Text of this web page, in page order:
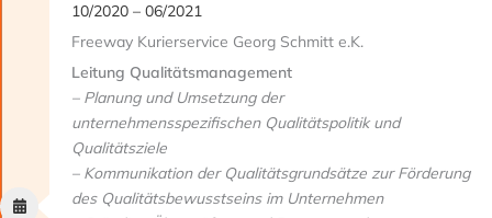
10/2020 – 06/2021
Freeway Kurierservice Georg Schmitt e.K.
Leitung Qualitätsmanagement
– Planung und Umsetzung der
unternehmensspezifischen Qualitätspolitik und
Qualitätsziele
– Kommunikation der Qualitätsgrundsätze zur Förderung
des Qualitätsbewusstseins im Unternehmen